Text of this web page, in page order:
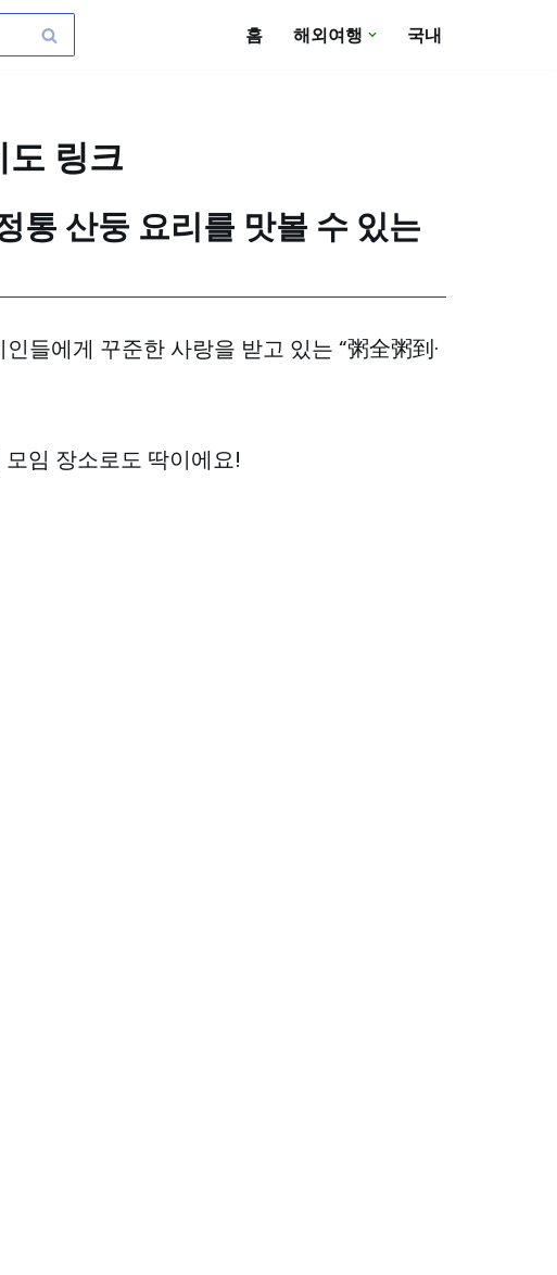
홈 해외여행 국내
링크
통 산둥 요리를 맛볼 수 있는
들에게 꾸준한 사랑을 받고 있는 “粥全粥到·
임 장소로도 딱이에요!